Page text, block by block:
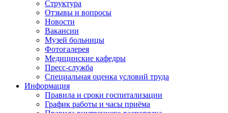
Структура
Отзывы и вопросы
Новости
Вакансии
Музей больницы
Фотогалерея
Медицинские кафедры
Пресс-служба
Специальная оценка условий труда
Информация
Правила и сроки госпитализации
График работы и часы приёма